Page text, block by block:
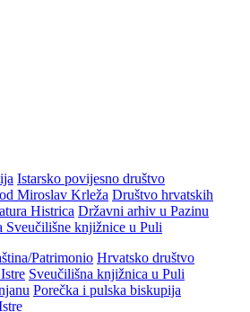
Istarsko povijesno društvo
Miroslav Krleža Društvo hrvatskih
Histrica Državni arhiv u Pazinu
Sveučilišne knjižnice u Puli
Patrimonio Hrvatsko društvo
Sveučilišna knjižnica u Puli
Porečka i pulska biskupija